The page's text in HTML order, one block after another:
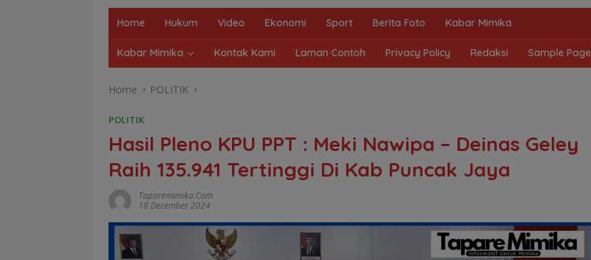
Home Hukum Video Ekonomi Sport BerIta Foto Kabar Mimika
Kabar Mimika Kontak Kami Laman Contoh Privacy Policy Redaksi Sample Page
Home POLITIK
POLITIK
Hasil Pleno KPU PPT : Meki Nawipa – Deinas Geley
Raih 135.941 Tertinggi Di Kab Puncak Jaya
Taparemimika.com
18 December 2024